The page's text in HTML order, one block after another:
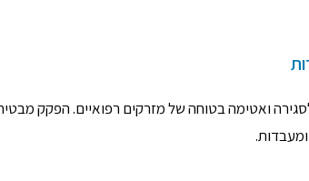
ואטימה בטוחה של מזרקים רפואיים. הפקק